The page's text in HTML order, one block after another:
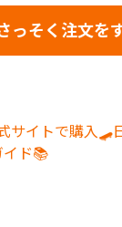
っそく注文を
サイトで購入🛹
イド📚